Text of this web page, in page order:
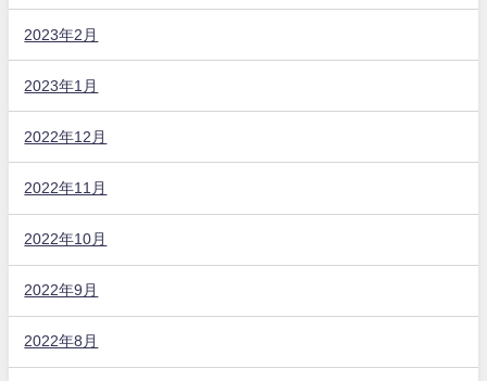
2023年2月
2023年1月
2022年12月
2022年11月
2022年10月
2022年9月
2022年8月